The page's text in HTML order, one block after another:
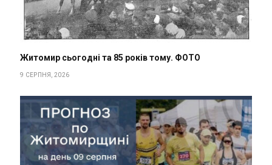
Житомир сьогодні та 85 років тому. ФОТО
9 СЕРПНЯ, 2026